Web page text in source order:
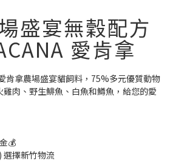
盛宴無穀配方
愛肯拿
肯拿農場盛宴貓飼料，75%多元優質動物
肉、野生鯡魚、白魚和鱒魚，給您的愛
💰
選擇新竹物流